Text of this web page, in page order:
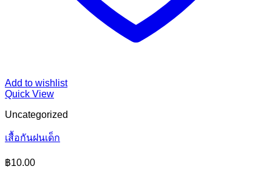
Add to wishlist
Quick View
Uncategorized
เสื้อกันฝนเด็ก
฿10.00